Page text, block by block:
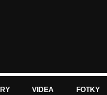
VIDEA FOTKY